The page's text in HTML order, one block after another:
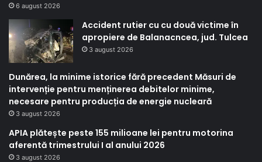
6 august 2026
Accident rutier cu cu două victime în
apropiere de Balanacncea, jud. Tulcea
3 august 2026
Dunărea, la minime istorice fără precedent Măsuri de
intervenție pentru menținerea debitelor minime,
necesare pentru producția de energie nucleară
3 august 2026
APIA plătește peste 155 milioane lei pentru motorina
aferentă trimestrului I al anului 2026
3 august 2026